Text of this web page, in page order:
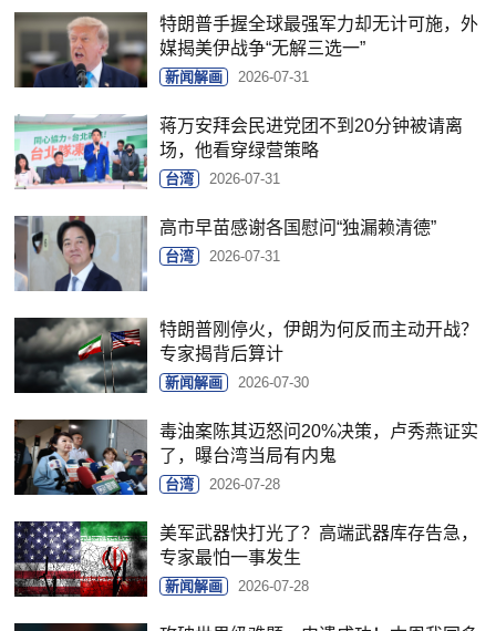
特朗普手握全球最强军力却无计可施，外
媒揭美伊战争“无解三选一”
新闻解画 2026-07-31
蒋万安拜会民进党团不到20分钟被请离
场，他看穿绿营策略
台湾 2026-07-31
高市早苗感谢各国慰问“独漏赖清德”
台湾 2026-07-31
特朗普刚停火，伊朗为何反而主动开战？
专家揭背后算计
新闻解画 2026-07-30
毒油案陈其迈怒问20%决策，卢秀燕证实
了，曝台湾当局有内鬼
台湾 2026-07-28
美军武器快打光了？高端武器库存告急，
专家最怕一事发生
新闻解画 2026-07-28